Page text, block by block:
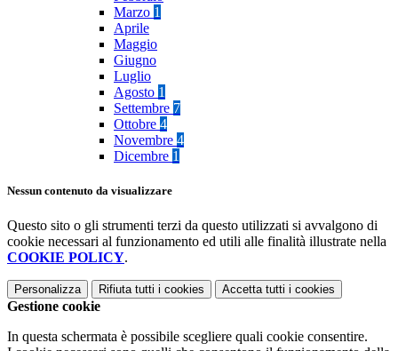
Marzo 1
Aprile
Maggio
Giugno
Luglio
Agosto 1
Settembre 7
Ottobre 4
Novembre 4
Dicembre 1
Nessun contenuto da visualizzare
Questo sito o gli strumenti terzi da questo utilizzati si avvalgono di
cookie necessari al funzionamento ed utili alle finalità illustrate nella
COOKIE POLICY.
Personalizza Rifiuta tutti i cookies Accetta tutti i cookies
Gestione cookie
In questa schermata è possibile scegliere quali cookie consentire.